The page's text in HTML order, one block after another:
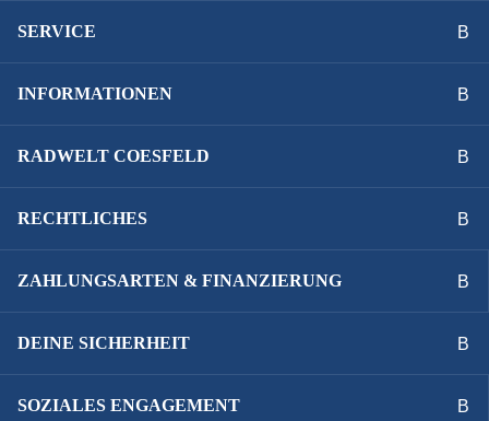
SERVICE
INFORMATIONEN
RADWELT COESFELD
RECHTLICHES
ZAHLUNGSARTEN & FINANZIERUNG
DEINE SICHERHEIT
SOZIALES ENGAGEMENT